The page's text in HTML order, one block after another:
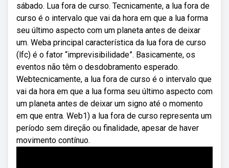
sábado. Lua fora de curso. Tecnicamente, a lua fora de
curso é o intervalo que vai da hora em que a lua forma
seu último aspecto com um planeta antes de deixar
um. Weba principal característica da lua fora de curso
(lfc) é o fator “imprevisibilidade”. Basicamente, os
eventos não têm o desdobramento esperado.
Webtecnicamente, a lua fora de curso é o intervalo que
vai da hora em que a lua forma seu último aspecto com
um planeta antes de deixar um signo até o momento
em que entra. Web1) a lua fora de curso representa um
período sem direção ou finalidade, apesar de haver
movimento contínuo.